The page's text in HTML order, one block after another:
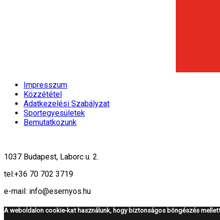
Impresszum
Közzététel
Adatkezelési Szabályzat
Sportegyesületek
Bemutatkozunk
1037 Budapest, Laborc u. 2.
tel:+36 70 702 3719
e-mail: info@esernyos.hu
A weboldalon cookie-kat használunk, hogy biztonságos böngészés